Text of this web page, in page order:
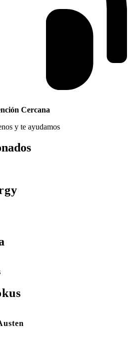
Cercana
y te ayudamos